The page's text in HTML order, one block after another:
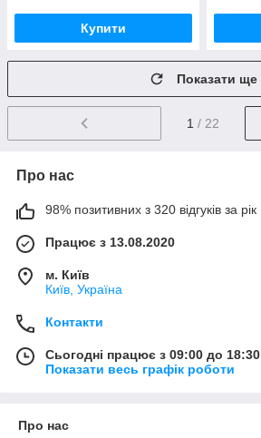
Купити
Показати ще
1 / 22
Про нас
98% позитивних з 320 відгуків за рік
Працює з 13.08.2020
м. Київ
Київ, Україна
Контакти
Сьогодні працює з 09:00 до 18:30
Показати весь графік роботи
Про нас